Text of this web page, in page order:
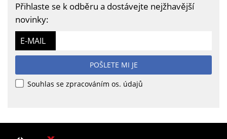
Přihlaste se k odběru a dostávejte nejžhavější
novinky:
E-MAIL
POŠLETE MI JE
Souhlas se zpracováním os. údajů